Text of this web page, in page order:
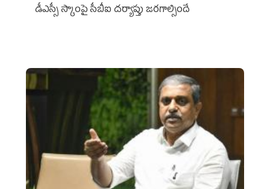
డీఎస్సీ స్కాంపై సీబీఐ దర్యాప్తు జరగాల్సిందే